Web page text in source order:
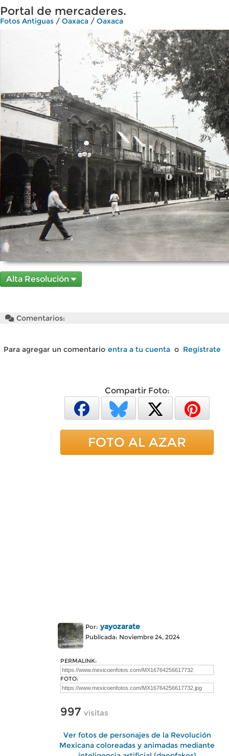
Portal de mercaderes.
Fotos Antiguas / Oaxaca / Oaxaca
Alta Resolución
Comentarios:
Para agregar un comentario entra a tu cuenta o Regístrate
Compartir Foto:
FOTO AL AZAR
Por: yayozarate
Publicada: Noviembre 24, 2024
PERMALINK:
FOTO:
997 visitas
Ver fotos de personajes de la Revolución
Mexicana coloreadas y animadas mediante